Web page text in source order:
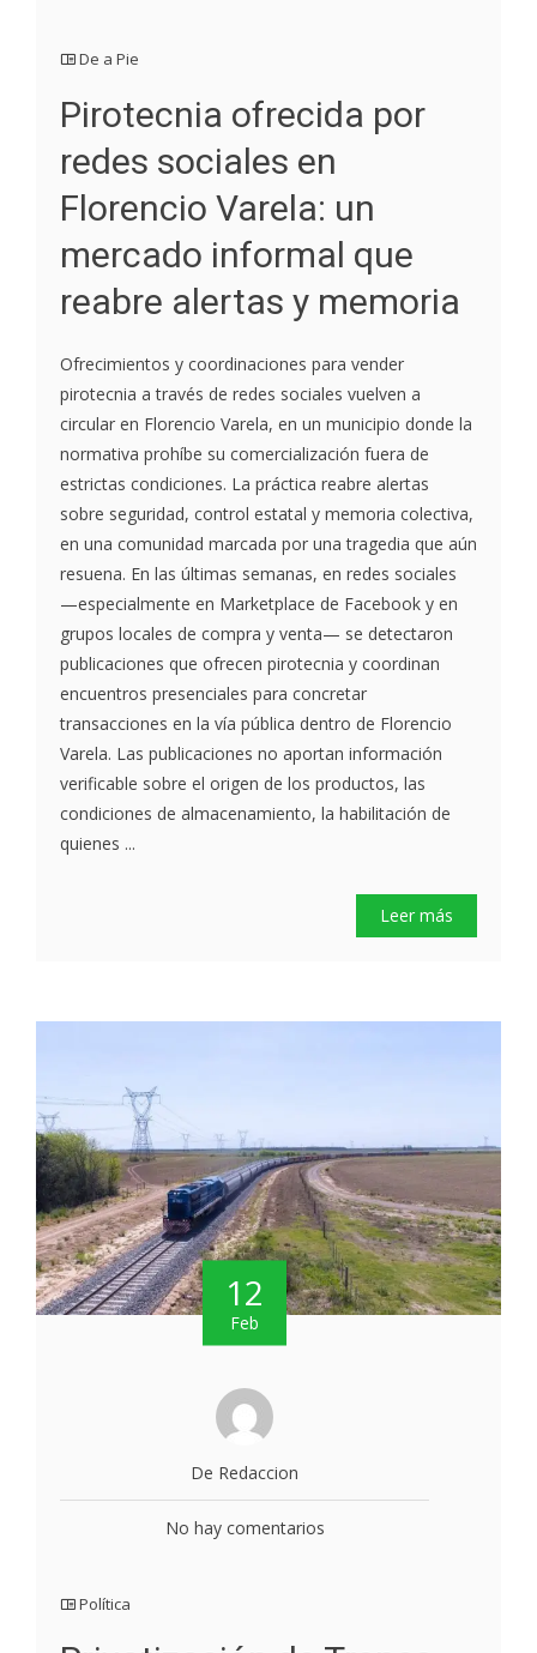
De a Pie
Pirotecnia ofrecida por
redes sociales en
Florencio Varela: un
mercado informal que
reabre alertas y memoria
Ofrecimientos y coordinaciones para vender
pirotecnia a través de redes sociales vuelven a
circular en Florencio Varela, en un municipio donde la
normativa prohíbe su comercialización fuera de
estrictas condiciones. La práctica reabre alertas
sobre seguridad, control estatal y memoria colectiva,
en una comunidad marcada por una tragedia que aún
resuena. En las últimas semanas, en redes sociales
—especialmente en Marketplace de Facebook y en
grupos locales de compra y venta— se detectaron
publicaciones que ofrecen pirotecnia y coordinan
encuentros presenciales para concretar
transacciones en la vía pública dentro de Florencio
Varela. Las publicaciones no aportan información
verificable sobre el origen de los productos, las
condiciones de almacenamiento, la habilitación de
quienes ...
Leer más
12
Feb
De Redaccion
No hay comentarios
Política